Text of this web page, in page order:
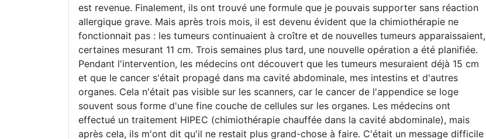
est revenue. Finalement, ils ont trouvé une formule que je pouvais supporter sans réaction
allergique grave. Mais après trois mois, il est devenu évident que la chimiothérapie ne
fonctionnait pas : les tumeurs continuaient à croître et de nouvelles tumeurs apparaissaient,
certaines mesurant 11 cm. Trois semaines plus tard, une nouvelle opération a été planifiée.
Pendant l'intervention, les médecins ont découvert que les tumeurs mesuraient déjà 15 cm
et que le cancer s'était propagé dans ma cavité abdominale, mes intestins et d'autres
organes. Cela n'était pas visible sur les scanners, car le cancer de l'appendice se loge
souvent sous forme d'une fine couche de cellules sur les organes. Les médecins ont
effectué un traitement HIPEC (chimiothérapie chauffée dans la cavité abdominale), mais
après cela, ils m'ont dit qu'il ne restait plus grand-chose à faire. C'était un message difficile